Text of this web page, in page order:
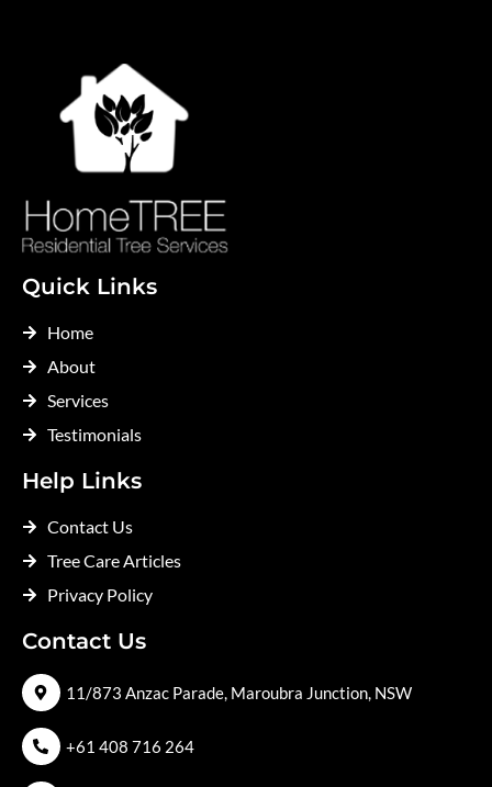
Quick Links
Home
About
Services
Testimonials
Help Links
Contact Us
Tree Care Articles
Privacy Policy
Contact Us
11/873 Anzac Parade, Maroubra Junction, NSW
+61 408 716 264